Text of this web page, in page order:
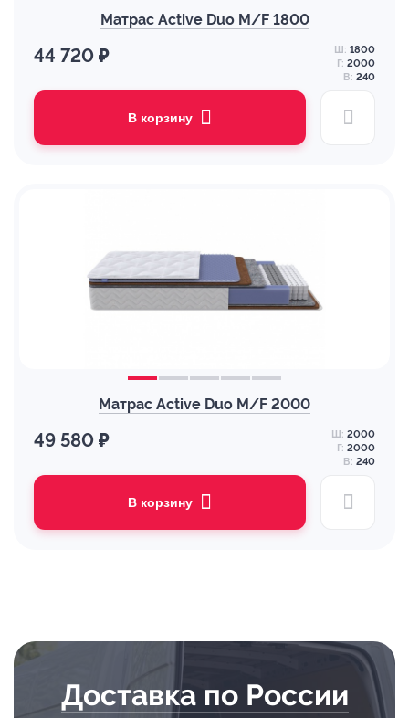
Матрас Active Duo M/F 1800
44 720 ₽ Ш: 1800
Г: 2000
В: 240
В корзину
Матрас Active Duo M/F 2000
49 580 ₽ Ш: 2000
Г: 2000
В: 240
В корзину
Доставка по России